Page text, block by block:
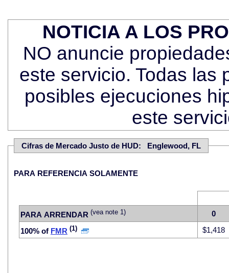
NOTICIA A LOS
NO anuncie
este servicio. Todas las
posibles ejecuciones
este
Cifras de Mercado Justo de HUD: Englewood, FL
PARA REFERENCIA SOLAMENTE
PARA ARRENDAR (vea note 1)
0
100% of FMR (1) $1,418